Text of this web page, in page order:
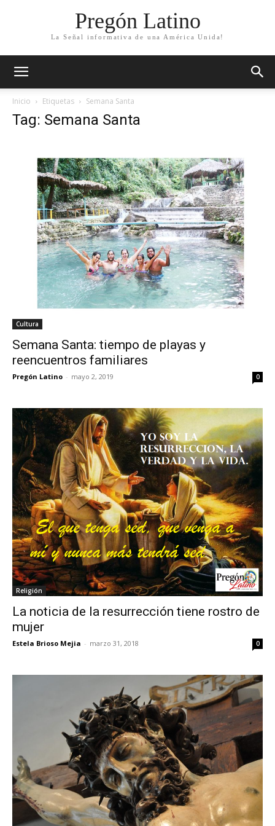
Pregón Latino
La Señal informativa de una América Unida!
Inicio Etiquetas Semana Santa
Tag: Semana Santa
Cultura
Semana Santa: tiempo de playas y
reencuentros familiares
Pregón Latino - mayo 2, 2019 0
Religión
La noticia de la resurrección tiene rostro de
mujer
Estela Brioso Mejia - marzo 31, 2018 0